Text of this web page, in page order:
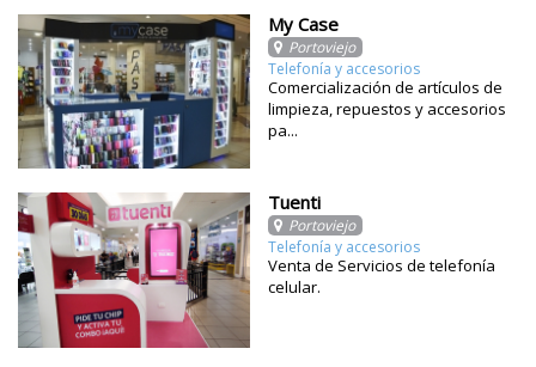
My Case
Portoviejo
Telefonía y accesorios
Comercialización de artículos de
limpieza, repuestos y accesorios
pa...
Tuenti
Portoviejo
Telefonía y accesorios
Venta de Servicios de telefonía
celular.